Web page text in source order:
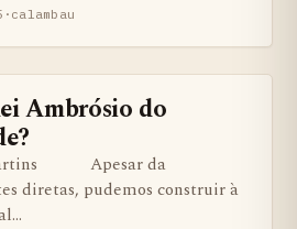
· calambau
Ambrósio do
Martins Apesar da
diretas, pudemos construir à